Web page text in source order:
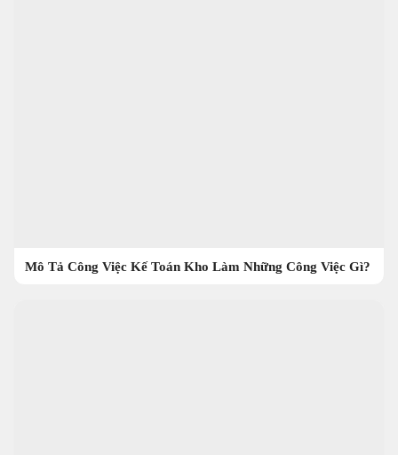
Mô Tả Công Việc Kế Toán Kho Làm Những Công Việc Gì?